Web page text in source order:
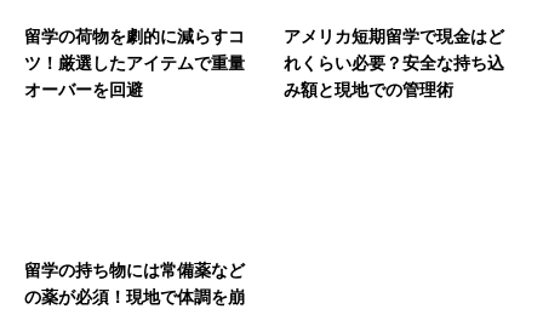
留学の荷物を劇的に減らすコ
ツ！厳選したアイテムで重量
オーバーを回避
アメリカ短期留学で現金はど
れくらい必要？安全な持ち込
み額と現地での管理術
留学の持ち物には常備薬など
の薬が必須！現地で体調を崩